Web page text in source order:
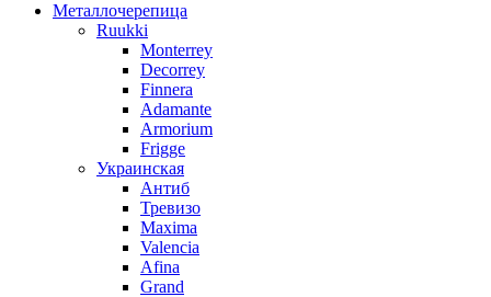
Металлочерепица
Ruukki
Monterrey
Decorrey
Finnera
Adamante
Armorium
Frigge
Украинская
Антиб
Тревизо
Maxima
Valencia
Afina
Grand